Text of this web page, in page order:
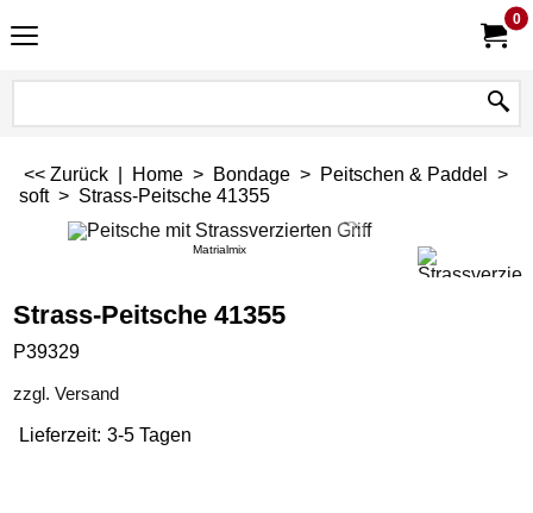
0
<< Zurück Home > Bondage > Peitschen & Paddel
>
soft> Strass-Peitsche 41355
Matrialmix
Strass-Peitsche 41355
P39329
zzgl. Versand
Lieferzeit: 3-5 Tagen